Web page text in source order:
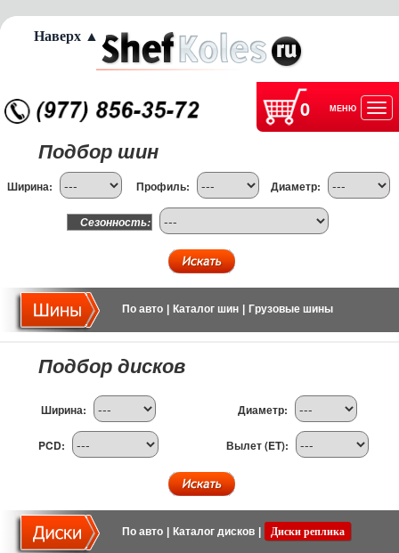
0 МЕНЮ
Подбор шин
Ширина: Профиль: Диаметр:
Сезонность:
По авто Каталог шин Грузовые шины
Подбор дисков
Ширина: Диаметр:
PCD: Вылет (ET):
По авто Каталог дисков Диски реплика
Наверх ▲